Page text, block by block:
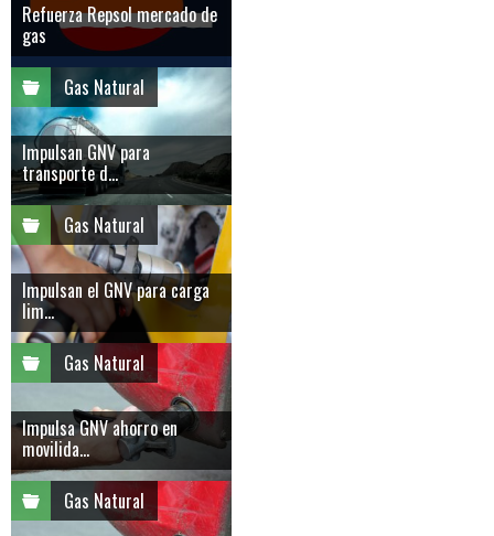
Refuerza Repsol mercado de
gas
Gas Natural
Impulsan GNV para
transporte d...
Gas Natural
Impulsan el GNV para carga
lim...
Gas Natural
Impulsa GNV ahorro en
movilida...
Gas Natural